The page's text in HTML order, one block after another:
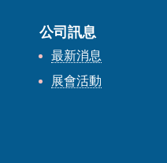
公司訊息
最新消息
展會活動